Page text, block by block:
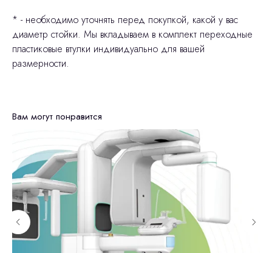
* - необходимо уточнять перед покупкой, какой у вас
диаметр стойки. Мы вкладываем в комплект переходные
пластиковые втулки индивидуально для вашей
размерности.
Вам могут понравится